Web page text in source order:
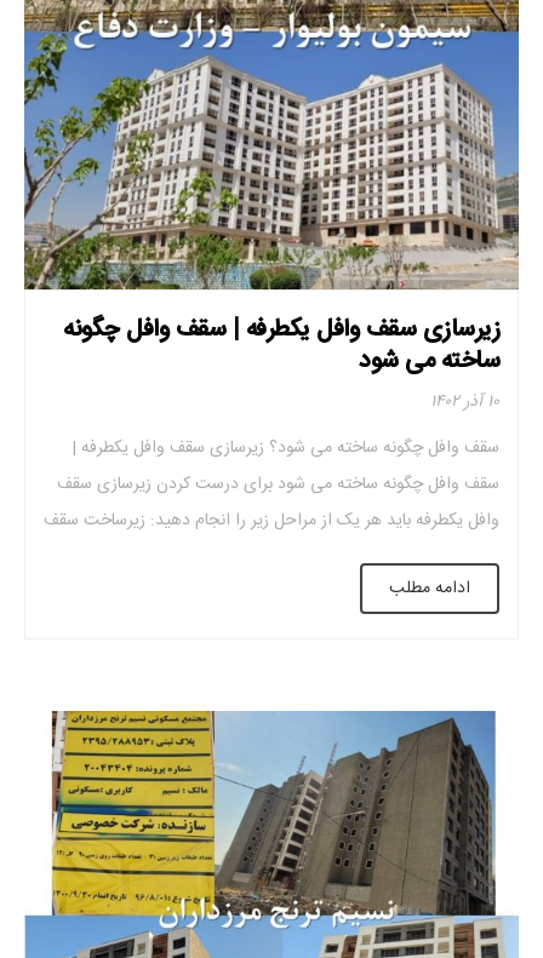
زیرسازی سقف وافل یکطرفه | سقف وافل چگونه
ساخته می شود
۱۰ آذر ۱۴۰۲
سقف وافل چگونه ساخته می شود؟ زیرسازی سقف وافل یکطرفه |
سقف وافل چگونه ساخته می شود برای درست کردن زیرسازی سقف
وافل یکطرفه باید هر یک از مراحل زیر را انجام دهید: زیرساخت سقف
قالب چینی سقف بتن ریزی جدا کردن قالب زیرسازی سقف وافل
یکطرفه سقف وافل را می توان یکی از بهترین […]
ادامه مطلب